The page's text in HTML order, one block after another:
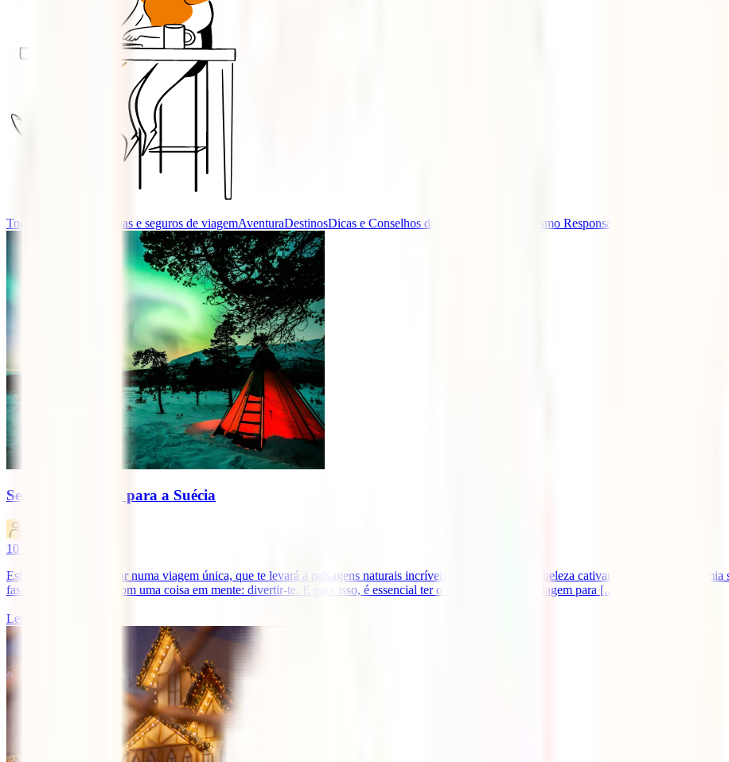
Todas as categorias Guias e seguros de viagemAventuraDestinosDicas e Conselhos de Viagem Turismo Responsável
Seguro de viagem para a Suécia
10
Estás prestes a embarcar numa viagem única, que te levará a paisagens naturais incríveis, a cidades de uma beleza cativante, a uma
fascinam tantos. Vais com uma coisa em mente: divertir-te. E para isso, é essencial ter o melhor seguro de viagem para [...]
Ler mais